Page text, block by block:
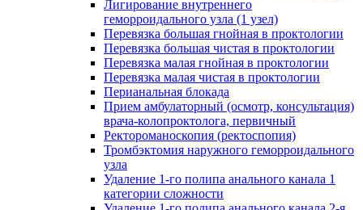
Лигирование внутреннего
геморроидального узла (1 узел)
Перевязка большая гнойная в проктологии
Перевязка большая чистая в проктологии
Перевязка малая гнойная в проктологии
Перевязка малая чистая в проктологии
Перианальная блокада
Прием амбулаторный (осмотр, консультация)
врача-колопроктолога, первичный
Ректороманоскопия (ректоспопия)
Тромбэктомия наружного геморроидального
узла
Удаление 1-го полипа анального канала 1
категории сложности